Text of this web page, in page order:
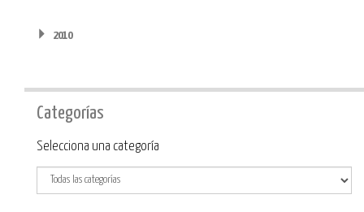
2010
Categorías
Categoría
Selecciona una categoría